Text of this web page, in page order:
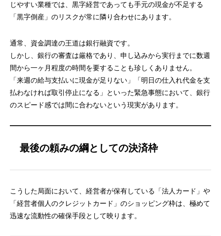
じやすい業種では、黒字経営であっても手元の現金が不足する
「黒字倒産」のリスクが常に隣り合わせにあります。
通常、資金調達の王道は銀行融資です。
しかし、銀行の審査は厳格であり、申し込みから実行までに数週
間から一ヶ月程度の時間を要することも珍しくありません。
「来週の給与支払いに現金が足りない」「明日の仕入れ代金を支
払わなければ取引停止になる」といった緊急事態において、銀行
のスピード感では間に合わないという現実があります。
最後の頼みの綱としての決済枠
こうした局面において、経営者が保有している「法人カード」や
「経営者個人のクレジットカード」のショッピング枠は、極めて
迅速な流動性の確保手段として映ります。